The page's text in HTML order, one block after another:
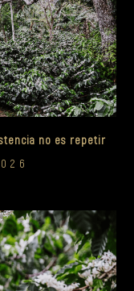
no es repetir